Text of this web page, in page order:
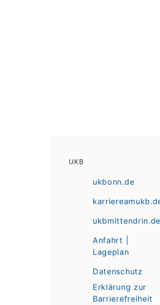
UKB
ukbonn.de
Anfahrt |
Lageplan
Datenschutz
Erklärung zur
Barrierefreiheit